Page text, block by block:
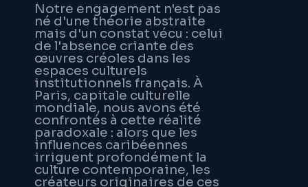
Notre engagement n'est pas
né d'une théorie abstraite
mais d'un constat vécu : celui
de l'absence criante des
œuvres créoles dans les
espaces culturels
institutionnels français. À
Paris, capitale culturelle
mondiale, nous avons été
confrontés à cette réalité
paradoxale : alors que les
influences caribéennes
irriguent profondément la
culture contemporaine, les
créateurs originaires de ces